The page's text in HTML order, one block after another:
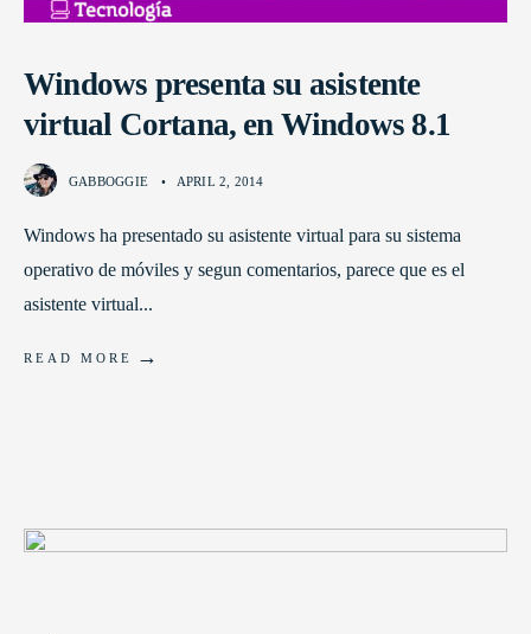
Windows presenta su asistente
virtual Cortana, en Windows 8.1
GABBOGGIE • APRIL 2, 2014
Windows ha presentado su asistente virtual para su sistema
operativo de móviles y segun comentarios, parece que es el
asistente virtual...
READ MORE →